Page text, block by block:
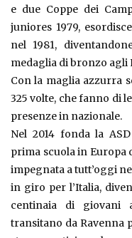
e due Coppe dei
juniores 1979,
nel 1981,
medaglia di bronzo agli
Con la maglia azzurra
325 volte, che fanno di
presenze in nazionale.
Nel 2014 fonda la
prima scuola in Europa
impegnata a tutt’oggi
in giro per l’Italia,
centinaia di giovani
transitano da Ravenna